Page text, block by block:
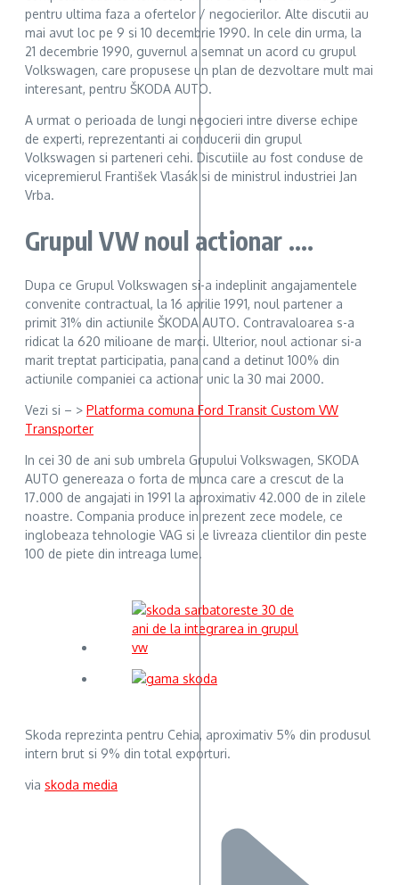
pentru ultima faza a ofertelor / negocierilor. Alte discutii au
mai avut loc pe 9 si 10 decembrie 1990. In cele din urma, la
21 decembrie 1990, guvernul a semnat un acord cu grupul
Volkswagen, care propusese un plan de dezvoltare mult mai
interesant, pentru ŠKODA AUTO.
A urmat o perioada de lungi negocieri intre diverse echipe
de experti, reprezentanti ai conducerii din grupul
Volkswagen si parteneri cehi. Discutiile au fost conduse de
vicepremierul František Vlasák si de ministrul industriei Jan
Vrba.
Grupul VW noul actionar ….
Dupa ce Grupul Volkswagen si-a indeplinit angajamentele
convenite contractual, la 16 aprilie 1991, noul partener a
primit 31% din actiunile ŠKODA AUTO. Contravaloarea s-a
ridicat la 620 milioane de marci. Ulterior, noul actionar si-a
marit treptat participatia, pana cand a detinut 100% din
actiunile companiei ca actionar unic la 30 mai 2000.
Vezi si – > Platforma comuna Ford Transit Custom VW
Transporter
In cei 30 de ani sub umbrela Grupului Volkswagen, SKODA
AUTO genereaza o forta de munca care a crescut de la
17.000 de angajati in 1991 la aproximativ 42.000 de in zilele
noastre. Compania produce in prezent zece modele, ce
inglobeaza tehnologie VAG si le livreaza clientilor din peste
100 de piete din intreaga lume.
Skoda reprezinta pentru Cehia, aproximativ 5% din produsul
intern brut si 9% din total exporturi.
via skoda media